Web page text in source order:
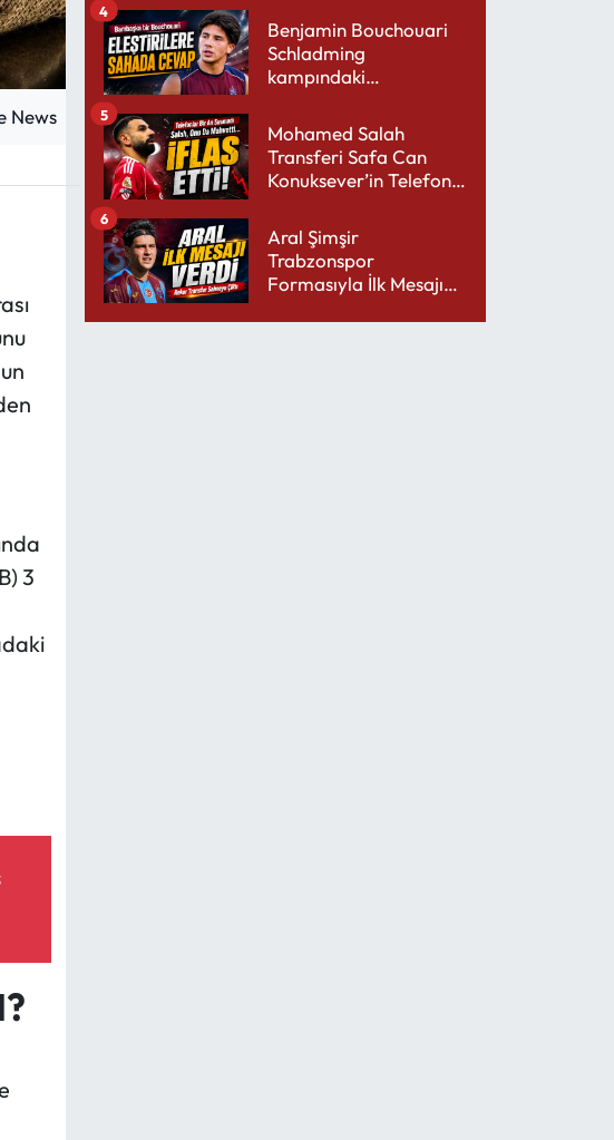
3
Benjamin Bouchouari
Schladming
kampındaki
4
Mohamed Salah
Transferi Safa Can
Konuksever’in Telefon
5
Aral Şimşir
Trabzonspor
Formasıyla İlk Mesajını
6